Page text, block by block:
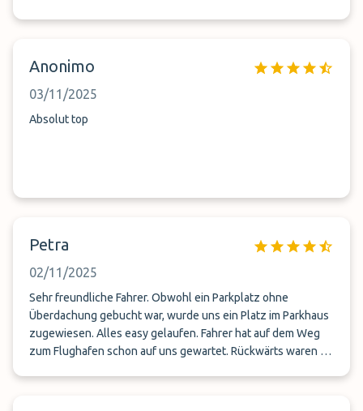
Anonimo
03/11/2025
Absolut top
Petra
02/11/2025
Sehr freundliche Fahrer. Obwohl ein Parkplatz ohne
Überdachung gebucht war, wurde uns ein Platz im Parkhaus
zugewiesen. Alles easy gelaufen. Fahrer hat auf dem Weg
zum Flughafen schon auf uns gewartet. Rückwärts waren es